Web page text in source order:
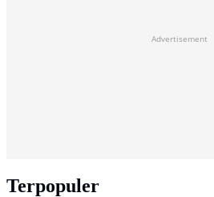
Advertisement
Terpopuler